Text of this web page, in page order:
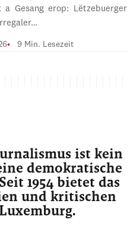
a Gesang erop: Lëtzebuerger
9 Min. Lesezeit
ist kein
demokratische
1954 bietet das
und kritischen